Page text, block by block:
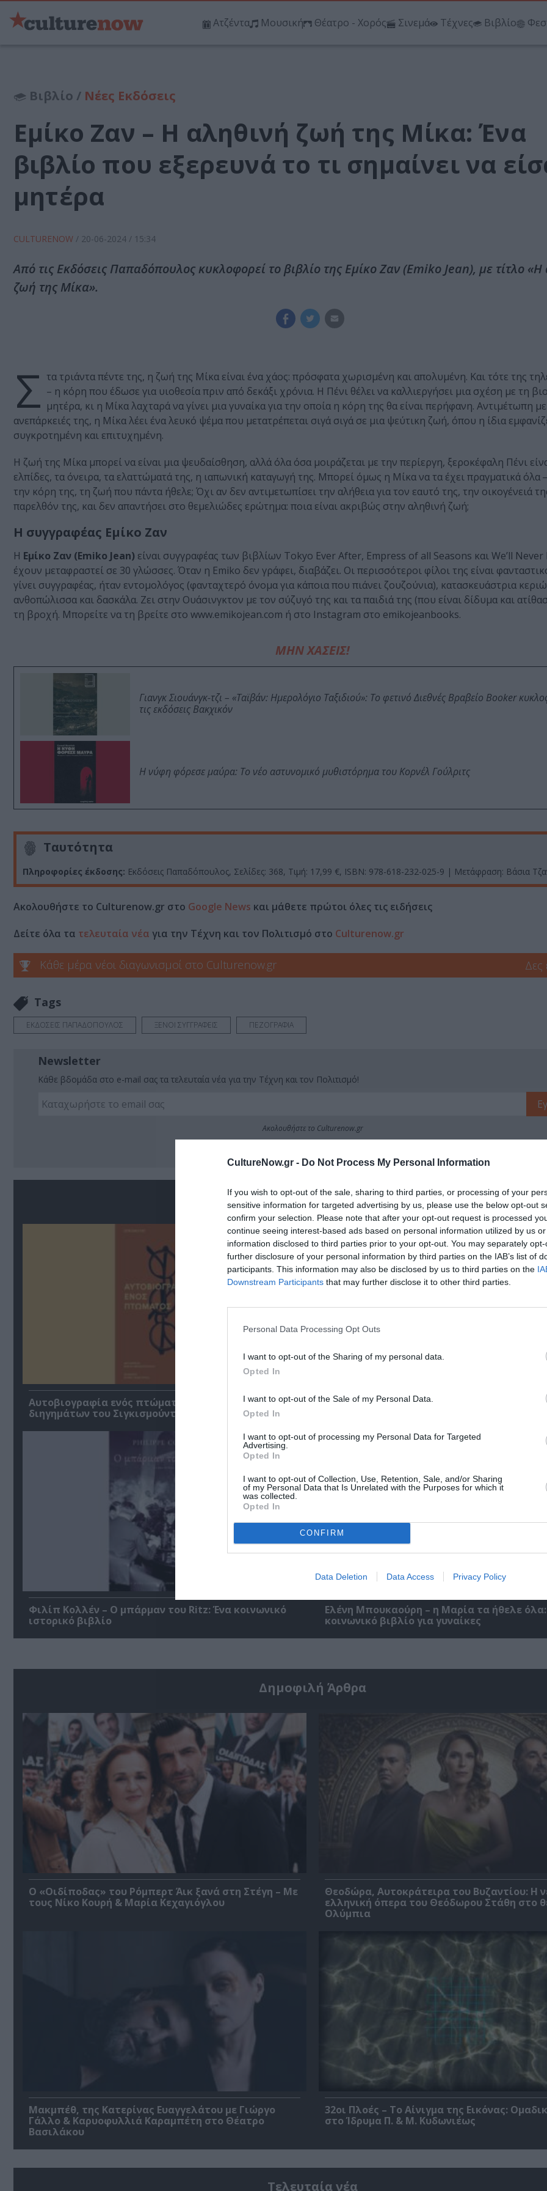
CultureNow.gr - Do Not Process My Personal Information
If you wish to opt-out of the sale, sharing to third parties, or processing of your
sensitive information for targeted advertising by us, please use the below opt-out
confirm your selection. Please note that after your opt-out request is processed
continue seeing interest-based ads based on personal information utilized by us
information disclosed to third parties prior to your opt-out. You may separately
further disclosure of your personal information by third parties on the IAB’s list of
participants. This information may also be disclosed by us to third parties on the
Downstream Participants that may further disclose it to other third parties.
Personal Data Processing Opt Outs
I want to opt-out of the Sharing of my personal data.
Opted In
I want to opt-out of the Sale of my Personal Data.
Opted In
I want to opt-out of processing my Personal Data for Targeted
Advertising.
Opted In
I want to opt-out of Collection, Use, Retention, Sale, and/or Sharing
of my Personal Data that Is Unrelated with the Purposes for which it
was collected.
Opted In
CONFIRM
Data Deletion Data Access Privacy Policy
Ατζέντα Μουσική Θέατρο - Χορός Σινεμά Τέχνες Βιβλίο
Βιβλίο / Νέες Εκδόσεις
Εμίκο Ζαν – Η αληθινή ζωή της Μίκα: Ένα
βιβλίο που εξερευνά το τι σημαίνει να
μητέρα
CULTURENOW / 20-06-2024 / 15:34
Από τις Εκδόσεις Παπαδόπουλος κυκλοφορεί το βιβλίο της Εμίκο Ζαν (Emiko Jean), με τίτλο «Η
ζωή της Μίκα».
Σ τα τριάντα πέντε της, η ζωή της Μίκα είναι ένα χάος: πρόσφατα χωρισμένη και απολυμένη. Και τότε της
– η κόρη που έδωσε για υιοθεσία πριν από δεκάξι χρόνια. Η Πένι θέλει να καλλιεργήσει μια σχέση με τη
μητέρα, κι η Μίκα λαχταρά να γίνει μια γυναίκα για την οποία η κόρη της θα είναι περήφανη. Αντιμέτωπη με
ανεπάρκειές της, η Μίκα λέει ένα λευκό ψέμα που μετατρέπεται σιγά σιγά σε μια ψεύτικη ζωή, όπου η ίδια
συγκροτημένη και επιτυχημένη.
Η ζωή της Μίκα μπορεί να είναι μια ψευδαίσθηση, αλλά όλα όσα μοιράζεται με την περίεργη, ξεροκέφαλη Πένι
ελπίδες, τα όνειρα, τα ελαττώματά της, η ιαπωνική καταγωγή της. Μπορεί όμως η Μίκα να τα έχει πραγματικά όλα
την κόρη της, τη ζωή που πάντα ήθελε; Όχι αν δεν αντιμετωπίσει την αλήθεια για τον εαυτό της, την οικογένειά
παρελθόν της, και δεν απαντήσει στο θεμελιώδες ερώτημα: ποια είναι ακριβώς στην αληθινή ζωή;
Η συγγραφέας Εμίκο Ζαν
Η Εμίκο Ζαν (Emiko Jean) είναι συγγραφέας των βιβλίων Tokyo Ever After, Empress of all Seasons και We’ll
έχουν μεταφραστεί σε 30 γλώσσες. Όταν η Emiko δεν γράφει, διαβάζει. Οι περισσότεροι φίλοι της είναι
γίνει συγγραφέας, ήταν εντομολόγος (φανταχτερό όνομα για κάποια που πιάνει ζουζούνια), κατασκευάστρια
ανθοπώλισσα και δασκάλα. Ζει στην Ουάσινγκτον με τον σύζυγό της και τα παιδιά της (που είναι δίδυμα και
τη βροχή. Μπορείτε να τη βρείτε στο www.emikojean.com ή στο Instagram στο emikojeanbooks.
ΜΗΝ ΧΑΣΕΙΣ!
Γιανγκ Σιουάνγκ-τζι – «Ταϊβάν: Ημερολόγιο Ταξιδιού»: Το φετινό Διεθνές Βραβείο Booker
τις εκδόσεις Βακχικόν
Η νύφη φόρεσε μαύρα: Το νέο αστυνομικό μυθιστόρημα του Κορνέλ Γούλριτς
Ταυτότητα
Πληροφορίες έκδοσης: Εκδόσεις Παπαδόπουλος, Σελίδες: 368, Τιμή: 17,99 €, ΙSBN: 978-618-232-025-9 | Μετάφραση: Βάσια
Ακολουθήστε το Culturenow.gr στο Google News και μάθετε πρώτοι όλες τις ειδήσεις
Δείτε όλα τα τελευταία νέα για την Τέχνη και τον Πολιτισμό στο Culturenow.gr
Κάθε μέρα νέοι διαγωνισμοί στο Culturenow.gr Δες
Tags
ΕΚΔΟΣΕΙΣ ΠΑΠΑΔΟΠΟΥΛΟΣ ΞΕΝΟΙ ΣΥΓΓΡΑΦΕΙΣ ΠΕΖΟΓΡΑΦΙΑ
Newsletter
Κάθε βδομάδα στο e-mail σας τα τελευταία νέα για την Τέχνη και τον Πολιτισμό!
Ακολουθήστε το Culturenow.gr
Σχετικά Άρθρα
Αυτοβιογραφία ενός πτώματος: Μια συλλογή
διηγημάτων του Σιγκισμούντ Κρζιζανόφσκι
Αντόνιο Πόρτσια – Φωνές: Ένα βιβλίο ως
Φιλίπ Κολλέν – Ο μπάρμαν του Ritz: Ένα κοινωνικό
ιστορικό βιβλίο
Ελένη Μπουκαούρη – η Μαρία τα ήθελε
κοινωνικό βιβλίο για γυναίκες
Δημοφιλή Άρθρα
O «Οιδίποδας» του Ρόμπερτ Άικ ξανά στη Στέγη – Με
τους Νίκο Κουρή & Μαρία Κεχαγιόγλου
Θεοδώρα, Αυτοκράτειρα του Βυζαντίου: Η
ελληνική όπερα του Θεόδωρου Στάθη στο
Ολύμπια
Μακμπέθ, της Κατερίνας Ευαγγελάτου με Γιώργο
Γάλλο & Καρυοφυλλιά Καραμπέτη στο Θέατρο
Βασιλάκου
32οι Πλοές – Το Αίνιγμα της Εικόνας:
στο Ίδρυμα Π. & Μ. Κυδωνιέως
Τελευταία νέα